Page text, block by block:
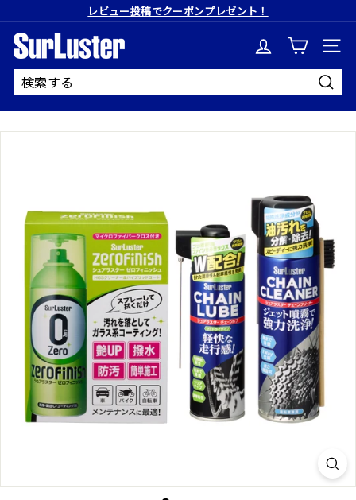
ン
ッ
す
ド
ョ
止
レビュー投稿でクーポンプレゼント！
S
u
r
L
t
e
r
公
式
オ
ン
ラ
送
信